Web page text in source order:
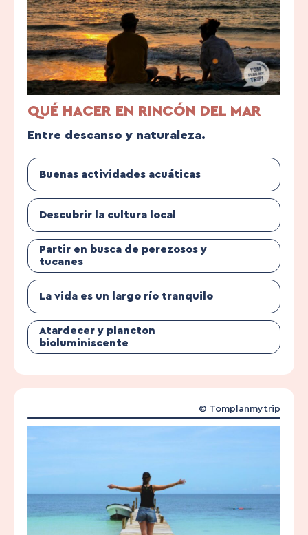
QUÉ HACER EN RINCÓN DEL MAR
Entre descanso y naturaleza.
Buenas actividades acuáticas
Descubrir la cultura local
Partir en busca de perezosos y
tucanes
La vida es un largo río tranquilo
Atardecer y plancton
bioluminiscente
© Tomplanmytrip